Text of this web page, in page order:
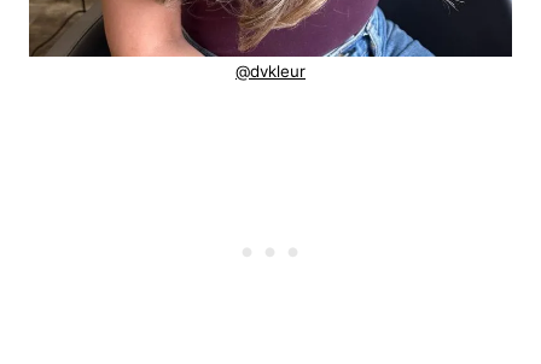
@dvkleur